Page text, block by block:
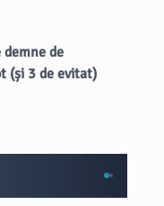
de
(și 3 de evitat)